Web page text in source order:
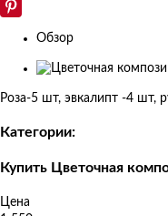
Обзор
Изображения
товаров
Роза-5 шт, эвкалипт -4 шт,
Категории:
Купить Цветочная
Цена